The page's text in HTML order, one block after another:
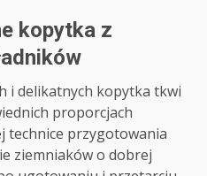
kopytka z
i delikatnych kopytka tkwi
proporcjach
technice przygotowania
ziemniaków o dobrej